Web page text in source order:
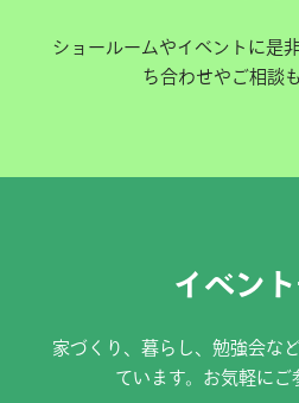
ショールームやイベントに是
ち合わせやご相談
イベン
家づくり、暮らし、勉強会な
ています。お気軽にご